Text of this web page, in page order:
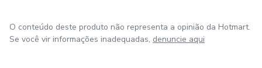
O conteúdo deste produto não representa a opinião da Hotmart.
Se você vir informações inadequadas, denuncie aqui